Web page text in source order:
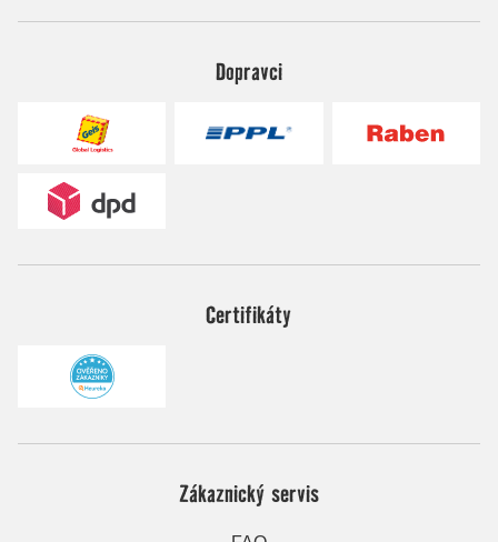
Dopravci
Certifikáty
Zákaznický servis